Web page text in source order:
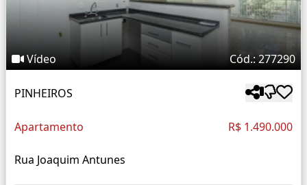
Vídeo Cód.: 277290
PINHEIROS
Apartamento R$ 1.490.000
Rua Joaquim Antunes